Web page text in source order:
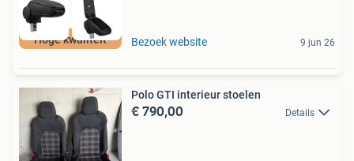
Hoge kwaliteit Bezoek website 9 jun 26
Polo GTI interieur stoelen
€ 790,00 Details